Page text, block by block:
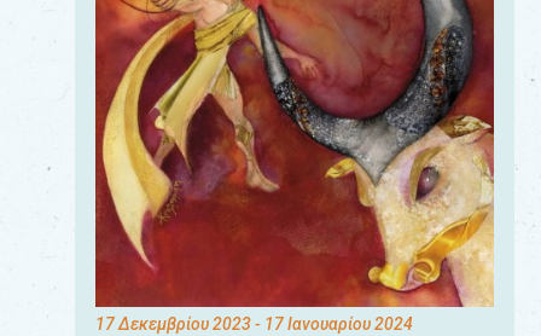
17 Δεκεμβρίου 2023- 17 Ιανουαρίου 2024